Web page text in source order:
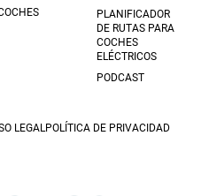
PLANIFICADOR
DE RUTAS PARA
COCHES
ELÉCTRICOS
PODCAST
LEGALPOLÍTICA DE PRIVACIDAD